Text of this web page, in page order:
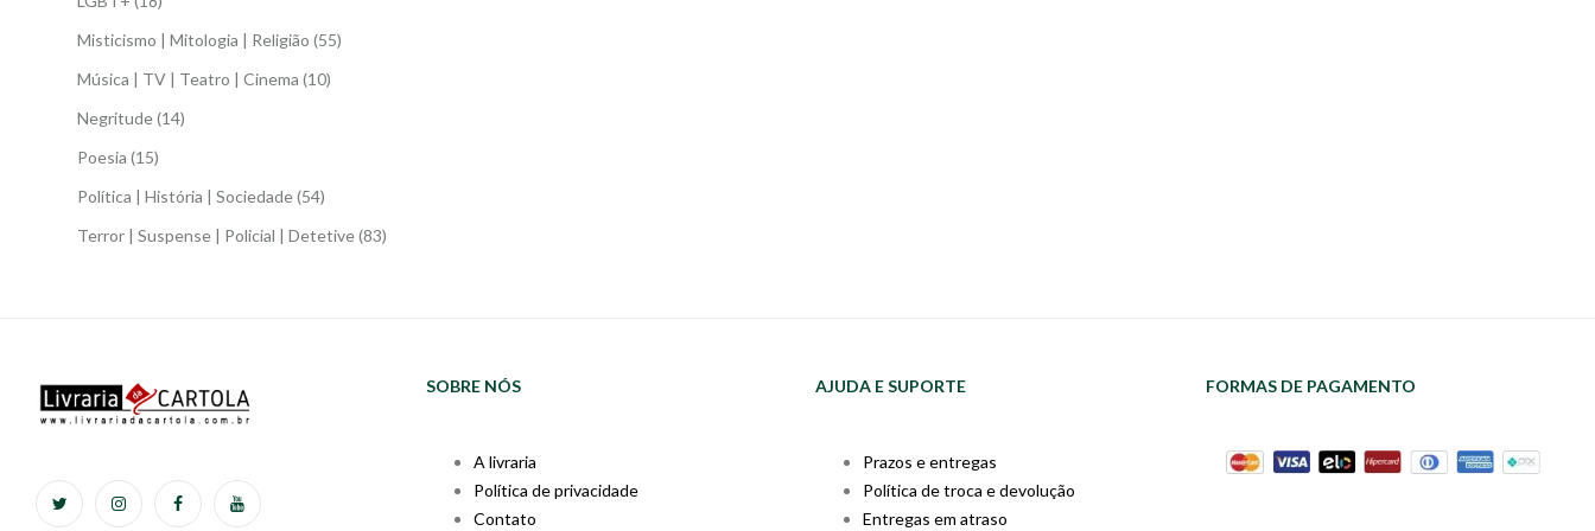
Misticismo | Mitologia | Religião (55)
Música | TV | Teatro | Cinema (10)
Negritude(14)
Poesia (15)
Política | História | Sociedade(54)
Terror | Suspense | Policial | Detetive(83)
SOBRE NÓS
A livraria
Política de privacidade
Contato
AJUDA E SUPORTE
Prazos e entregas
Política de troca e devolução
Entregas em atraso
FORMAS DE PAGAMENTO